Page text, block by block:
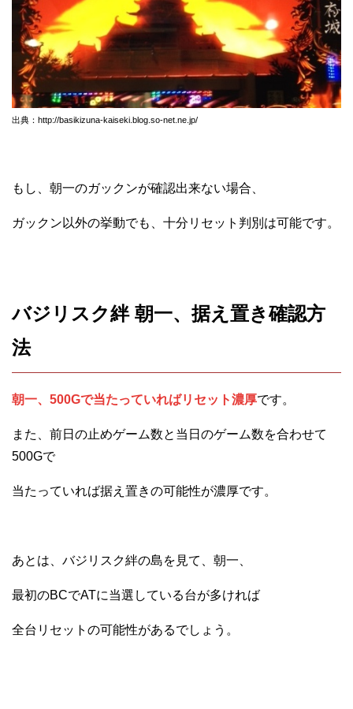
出典：http://basikizuna-kaiseki.blog.so-net.ne.jp/
もし、朝一のガックンが確認出来ない場合、
ガックン以外の挙動でも、十分リセット判別は可能です。
バジリスク絆 朝一、据え置き確認方
法
朝一、500Gで当たっていればリセット濃厚です。
また、前日の止めゲーム数と当日のゲーム数を合わせて
500Gで
当たっていれば据え置きの可能性が濃厚です。
あとは、バジリスク絆の島を見て、朝一、
最初のBCでATに当選している台が多ければ
全台リセットの可能性があるでしょう。